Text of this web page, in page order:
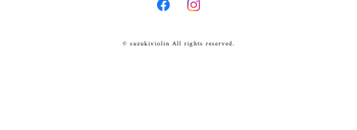
© suzukiviolin All rights reserved.